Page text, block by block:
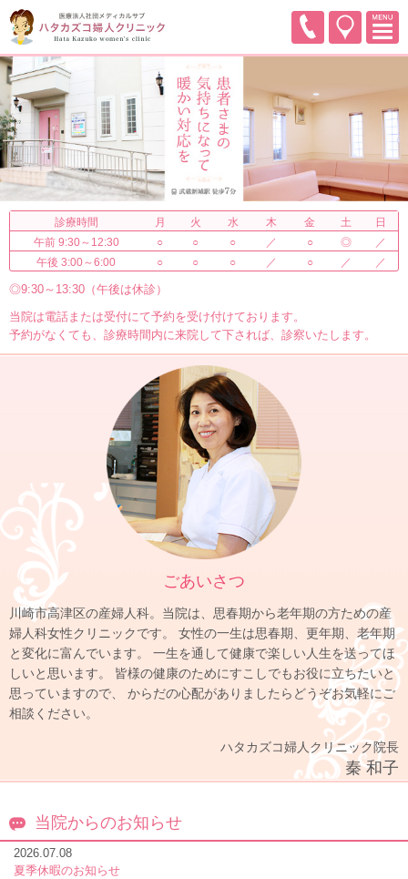
診療時間 月 火 水 木 金 土
日
午前 9:30～12:30
○ ○ ○ ／ ○ ◎
／
午後 3:00～6:00
○ ○ ○ ／ ○ ／ ／
◎9:30～13:30（午後は休診）
当院は電話または受付にて予約を受け付けております。
予約がなくても、診療時間内に来院して下されば、診察いたします。
ごあいさつ
川崎市高津区の産婦人科。当院は、思春期から老年期の方ための産
婦人科女性クリニックです。
女性の一生は思春期、更年期、老年期
と変化に富んでいます。
一生を通して健康で楽しい人生を送ってほ
しいと思います。
皆様の健康のためにすこしでもお役に立ちたいと
思っていますので、
からだの心配がありましたらどうぞお気軽にご
相談ください。
ハタカズコ婦人クリニック院長
秦 和子
当院からのお知らせ
2026.07.08
夏季休暇のお知らせ